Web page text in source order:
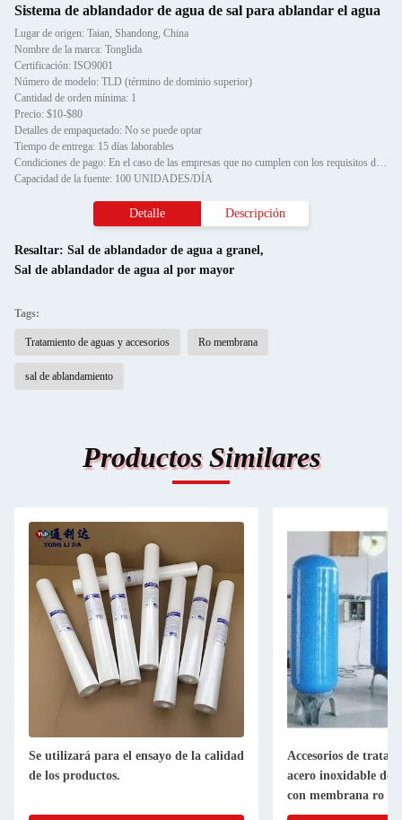
Sistema de ablandador de agua de sal para ablandar el agua
Lugar de origen: Taian, Shandong, China
Nombre de la marca: Tonglida
Certificación: ISO9001
Número de modelo: TLD (término de dominio superior)
Cantidad de orden mínima: 1
Precio: $10-$80
Detalles de empaquetado: No se puede optar
Tiempo de entrega: 15 días laborables
Condiciones de pago: En el caso de las empresas que no cumplen con los requisitos de la presente Directiva, el importe de
Capacidad de la fuente: 100 UNIDADES/DÍA
Detalle Descripción
Resaltar: Sal de ablandador de agua a granel,
Sal de ablandador de agua al por mayor
Tags:
Tratamiento de aguas y accesorios Ro membrana
sal de ablandamiento
Productos Similares
Se utilizará para el ensayo de la calidad
de los productos.
Accesorios de
acero inoxidable de
con membrana ro /
intercambio iónico /